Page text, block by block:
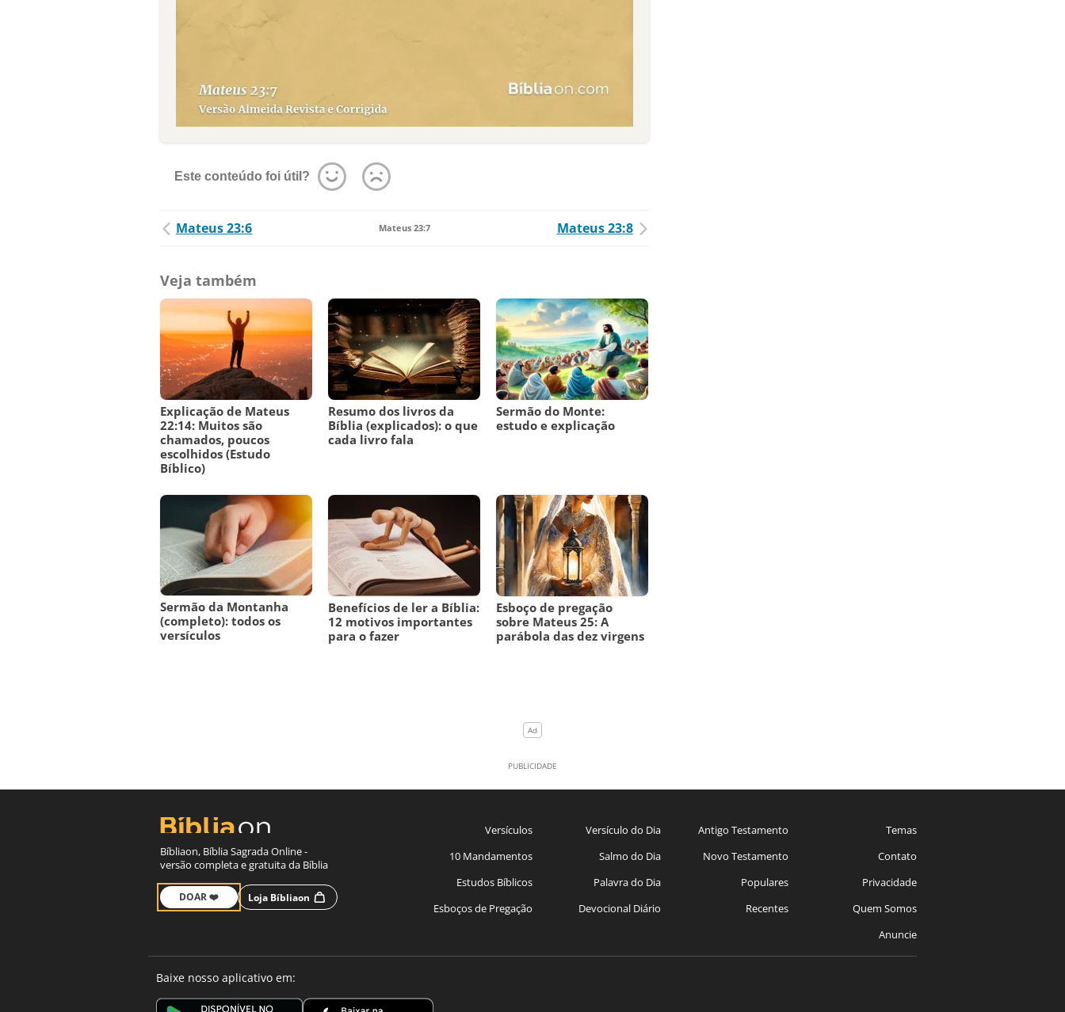
Este conteúdo foi útil?
Mateus 23:6 Mateus 23:7 Mateus 23:8
Veja também
Explicação de Mateus
22:14: Muitos são
chamados, poucos
escolhidos (Estudo
Bíblico)
Resumo dos livros da
Bíblia (explicados): o que
cada livro fala
Sermão do Monte:
estudo e explicação
Sermão da Montanha
(completo): todos os
versículos
Benefícios de ler a Bíblia:
12 motivos importantes
para o fazer
Esboço de pregação
sobre Mateus 25: A
parábola das dez virgens
Bíbliaon, Bíblia Sagrada Online -
versão completa e gratuita da Bíblia
DOAR ❤️ Loja Bíbliaon
Versículos
10 Mandamentos
Estudos Bíblicos
Esboços de Pregação
Versículo do Dia
Salmo do Dia
Palavra do Dia
Devocional Diário
Antigo Testamento
Novo Testamento
Populares
Recentes
Temas
Contato
Privacidade
Quem Somos
Anuncie
Baixe nosso aplicativo em: